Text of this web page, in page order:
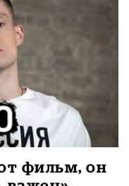
фильм, он